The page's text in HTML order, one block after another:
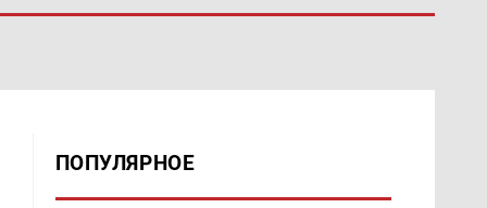
ПОПУЛЯРНОЕ